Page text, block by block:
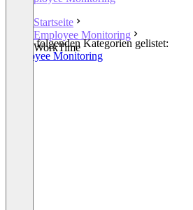
Startseite
Employee Monitoring
WorkTime
In den folgenden Kategorien gelistet:
Employee Monitoring